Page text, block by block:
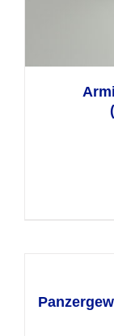
DETAILS